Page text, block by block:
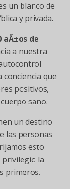
un blanco de
y privada.
aÃ±os de
a nuestra
conciencia que
positivos,
sano.
un destino
las personas
esto
privilegio la
primeros.